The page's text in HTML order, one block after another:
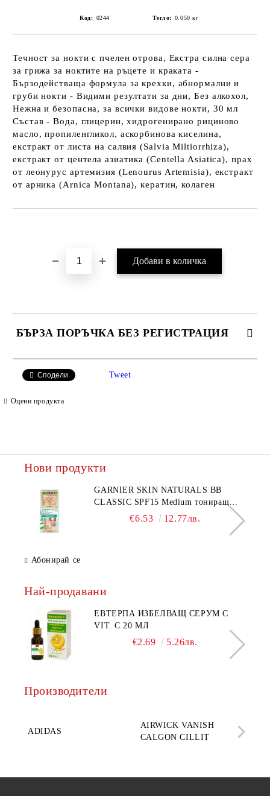
Код: 0244 Тегло: 0.050 кг
Течност за нокти с пчелен отрова, Екстра силна сера
за грижа за ноктите на ръцете и краката -
Бързодействаща формула за крехки, абнормални и
груби нокти - Видими резултати за дни, Без алкохол,
Нежна и безопасна, за всички видове нокти, 30 мл
Състав - Вода, глицерин, хидрогенирано рициново
масло, пропиленгликол, аскорбинова киселина,
екстракт от листа на салвия (Salvia Miltiorrhiza),
екстракт от центела азиатика (Centella Asiatica), прах
от леонурус артемизия (Lenourus Artemisia), екстракт
от арника (Arnica Montana), кератин, колаген
БЪРЗА ПОРЪЧКА БЕЗ РЕГИСТРАЦИЯ
Сподели Tweet
Оцени продукта
Нови продукти
GARNIER SKIN NATURALS BB
CLASSIC SPF15 Medium тониращ
дневен крем за лице среден нюанс за
€6.53 12.77лв.
Абонирай се
Най-продавани
ЕВТЕРПА ИЗБЕЛВАЩ СЕРУМ С
VIT. C 20 МЛ
€2.69 5.26лв.
Производители
ADIDAS
AIRWICK VANISH
CALGON CILLIT